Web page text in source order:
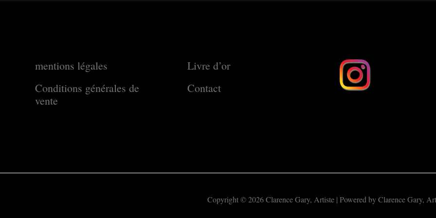
mentions légales
Conditions générales de
vente
Livre d’or
Contact
Copyright © 2026 Clarence Gary, Artiste | Powered by Clarence Gary,